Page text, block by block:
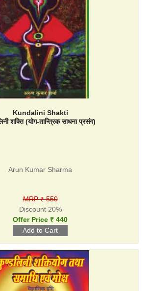
Kundalini Shakti
शक्ति (योग-तान्त्रिक साधना प्रसंग)
Arun Kumar Sharma
MRP ₹ 550
Discount 20%
Offer Price ₹ 440